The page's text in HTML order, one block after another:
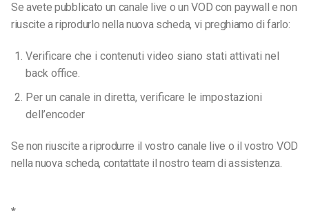
Se avete pubblicato un canale live o un VOD con paywall e non
riuscite a riprodurlo nella nuova scheda, vi preghiamo di farlo:
Verificare che i contenuti video siano stati attivati nel
back office.
Per un canale in diretta, verificare le impostazioni
dell’encoder
Se non riuscite a riprodurre il vostro canale live o il vostro VOD
nella nuova scheda, contattate il nostro team di assistenza.